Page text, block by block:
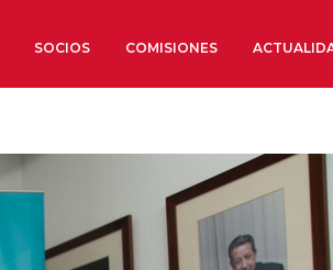
Órganos de Gobierno
Órganos Consultivos
Estructura Ejecutiva
SOCIOS COMISIONES